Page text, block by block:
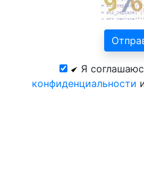
Я
конфиденциальности